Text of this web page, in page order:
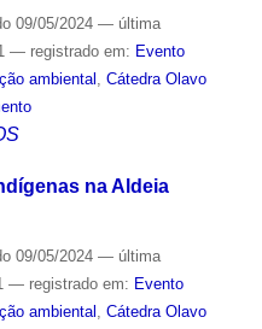
09/05/2024 — última
— registrado em: Evento
ambiental , Cátedra Olavo
na Aldeia
09/05/2024 — última
— registrado em: Evento
ambiental , Cátedra Olavo